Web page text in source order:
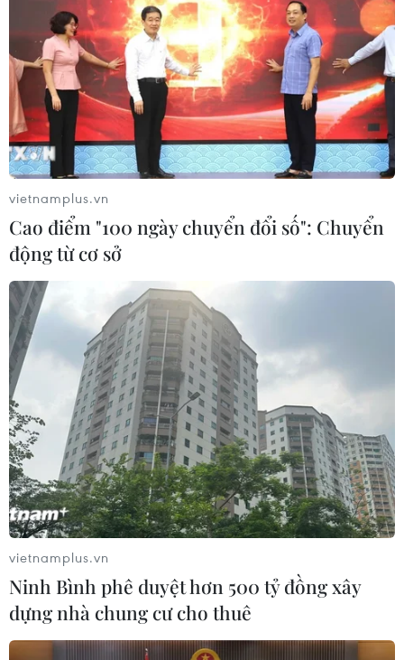
vietnamplus.vn
Cao điểm "100 ngày chuyển đổi số": Chuyển
động từ cơ sở
vietnamplus.vn
Ninh Bình phê duyệt hơn 500 tỷ đồng xây
dựng nhà chung cư cho thuê